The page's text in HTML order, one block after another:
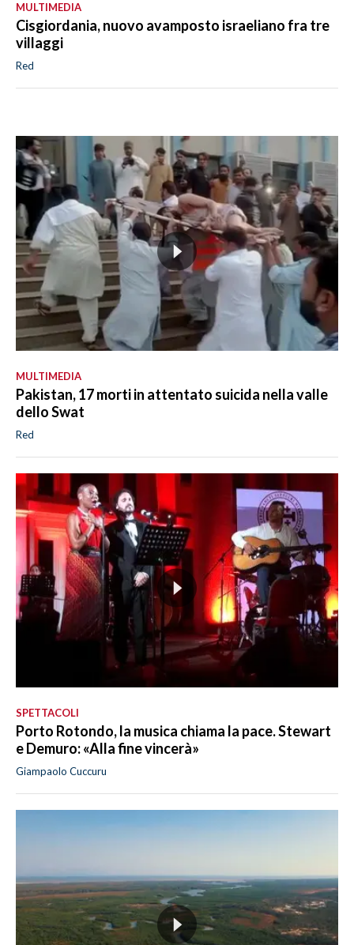
MULTIMEDIA
Cisgiordania, nuovo avamposto israeliano fra tre
villaggi
Red
MULTIMEDIA
Pakistan, 17 morti in attentato suicida nella valle
dello Swat
Red
SPETTACOLI
Porto Rotondo, la musica chiama la pace. Stewart
e Demuro: «Alla fine vincerà»
Giampaolo Cuccuru